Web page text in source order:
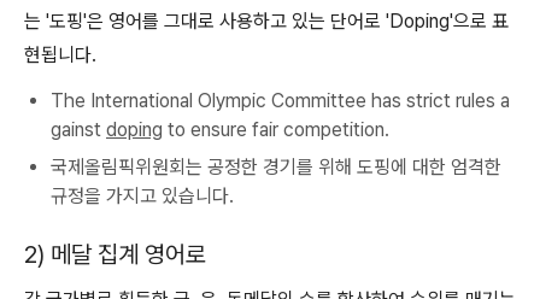
는 '도핑'은 영어를 그대로 사용하고 있는 단어로 'Doping'으로 표
현됩니다.
The International Olympic Committee has strict rules a
gainst doping to ensure fair competition.
국제올림픽위원회는 공정한 경기를 위해 도핑에 대한 엄격한
규정을 가지고 있습니다.
2) 메달 집계 영어로